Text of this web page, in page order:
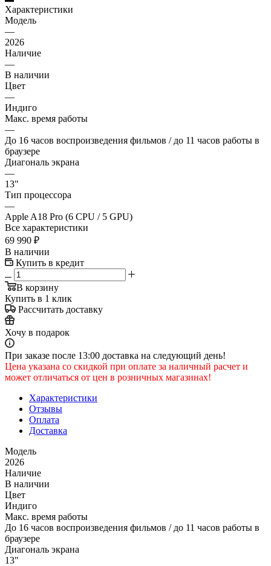
Характеристики
Модель
—
2026
Наличие
—
В наличии
Цвет
—
Индиго
Макс. время работы
—
До 16 часов воспроизведения фильмов / до 11 часов работы в
браузере
Диагональ экрана
—
13"
Тип процессора
—
Apple A18 Pro (6 CPU / 5 GPU)
Все характеристики
69 990 ₽
В наличии
Купить в кредит
В корзину
Купить в 1 клик
Рассчитать доставку
Хочу в подарок
При заказе после 13:00 доставка на следующий день!
Цена указана со скидкой при оплате за наличный расчет и
может отличаться от цен в розничных магазинах!
Характеристики
Отзывы
Оплата
Доставка
Модель
2026
Наличие
В наличии
Цвет
Индиго
Макс. время работы
До 16 часов воспроизведения фильмов / до 11 часов работы в
браузере
Диагональ экрана
13"